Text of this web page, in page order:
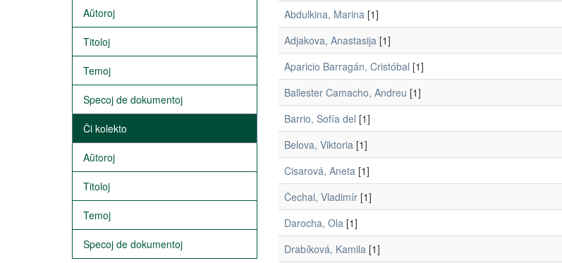
Aŭtoroj
Titoloj
Temoj
Specoj de dokumentoj
Ĉi kolekto
Aŭtoroj
Titoloj
Temoj
Specoj de dokumentoj
Abdulkina, Marina[1]
Adjakova, Anastasija[1]
Aparicio Barragán, Cristóbal [1]
Ballester Camacho, Andreu [1]
Barrio, Sofía del [1]
Belova, Viktoria[1]
Cisarová, Aneta[1]
Čechal, Vladimír[1]
Darocha, Ola[1]
Drabíková, Kamila[1]